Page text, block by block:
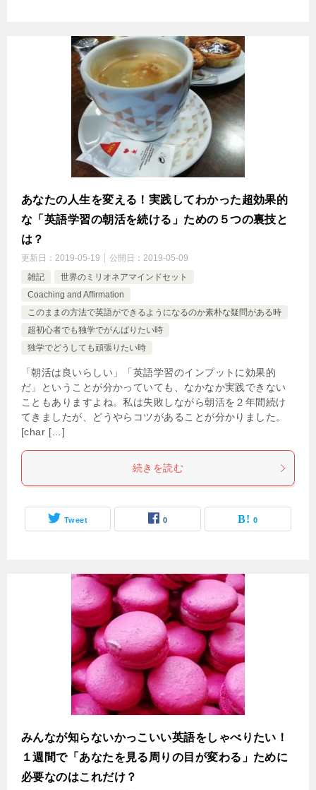
あなたの人生を変える！実践してわかった超効果的
な「英語学習の朝活を続ける」ための５つの裏技と
は？
更新日： 2019-05-19 公開日： 2019-05-09
雑記
世界のミリオネアマインドセット
Coaching and Affirmation
このままの方法で英語ができるようになるのか素朴な疑問がある時
超初心者でも独学でがんばりたい時
独学でどうしても頑張りたい時
「朝活は良いらしい」「英語学習のインプットに効果的
だ」ということが分かっていても、なかなか実践できない
こともありますよね。私は失敗しながら朝活を２年間続け
てきましたが、どうやらコツがあることが分かりました。
[char […]
続きを読む
Tweet 0 0
みんなが知らないかっこいい英語をしゃべりたい！
１週間で「あなたを見る周りの目が変わる」ために
必要なのはこれだけ？